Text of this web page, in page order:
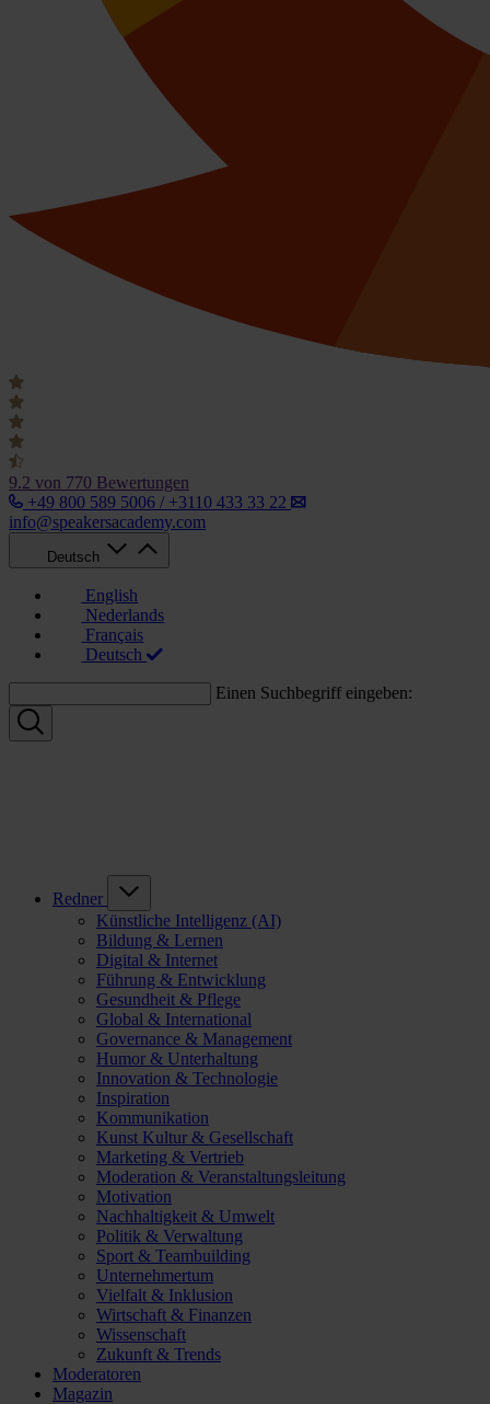
9.2 von 770 Bewertungen
+49 800 589 5006 / +3110 433 33 22
info@speakersacademy.com
Deutsch
English
Nederlands
Français
Deutsch
Einen Suchbegriff eingeben:
Redner
Künstliche Intelligenz (AI)
Bildung & Lernen
Digital & Internet
Führung & Entwicklung
Gesundheit & Pflege
Global & International
Governance & Management
Humor & Unterhaltung
Innovation & Technologie
Inspiration
Kommunikation
Kunst Kultur & Gesellschaft
Marketing & Vertrieb
Moderation & Veranstaltungsleitung
Motivation
Nachhaltigkeit & Umwelt
Politik & Verwaltung
Sport & Teambuilding
Unternehmertum
Vielfalt & Inklusion
Wirtschaft & Finanzen
Wissenschaft
Zukunft & Trends
Moderatoren
Magazin